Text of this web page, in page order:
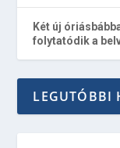
Két új
folytatódik a
LEGUTÓBBI